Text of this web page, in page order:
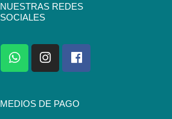
NUESTRAS REDES
SOCIALES
W
h
a
s
I
n
s
a
F
a
c
b
MEDIOS DE PAGO